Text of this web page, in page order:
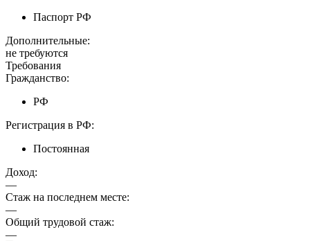
Паспорт РФ
Дополнительные:
не требуются
Требования
Гражданство:
РФ
Регистрация в РФ:
Постоянная
Доход:
—
Стаж на последнем месте:
—
Общий трудовой стаж:
—